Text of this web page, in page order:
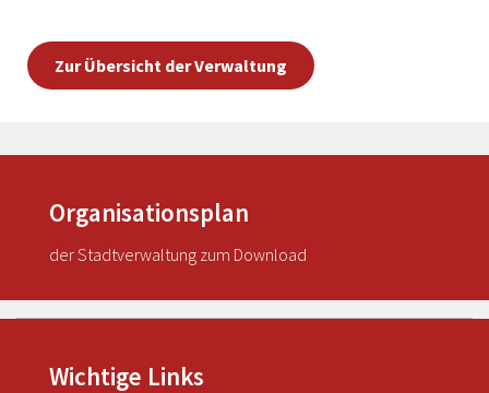
Zur Übersicht der Verwaltung
Organisationsplan
der Stadtverwaltung zum Download
Wichtige Links